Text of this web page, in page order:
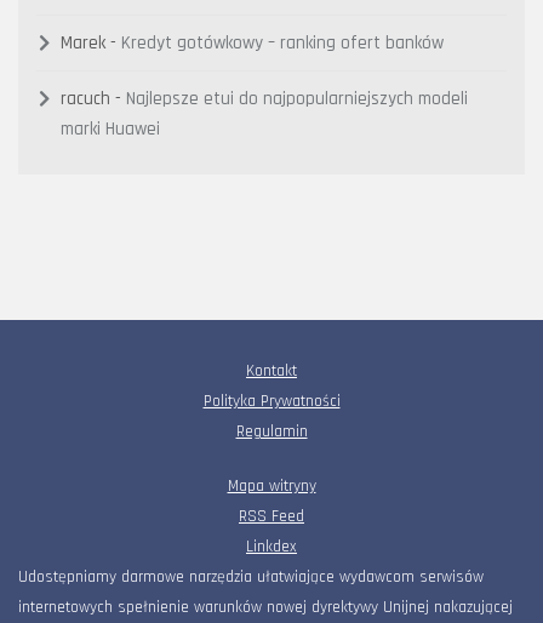
Marek - Kredyt gotówkowy – ranking ofert banków
racuch - Najlepsze etui do najpopularniejszych modeli
marki Huawei
Kontakt
Polityka Prywatności
Regulamin
Mapa witryny
RSS Feed
Linkdex
Udostępniamy darmowe narzędzia ułatwiające wydawcom serwisów
internetowych spełnienie warunków nowej dyrektywy Unijnej nakazującej